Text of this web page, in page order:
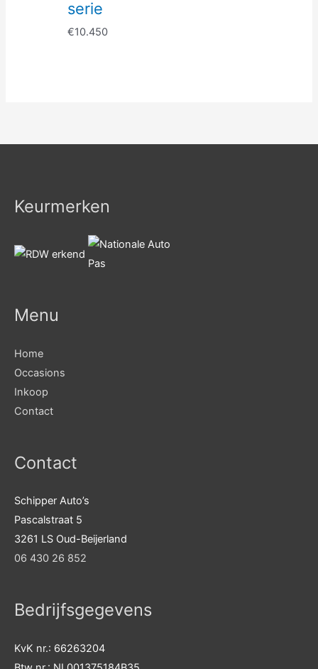
serie
€10.450
Keurmerken
Menu
Home
Occasions
Inkoop
Contact
Contact
Schipper Auto’s
Pascalstraat 5
3261 LS Oud-Beijerland
06 430 26 852
Bedrijfsgegevens
KvK nr.: 66263204